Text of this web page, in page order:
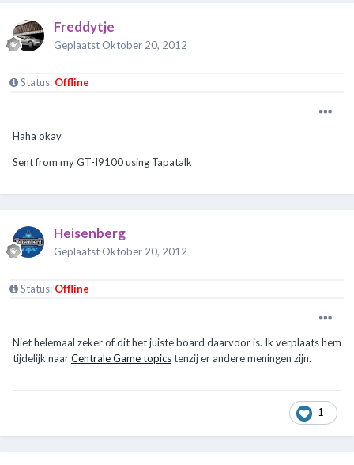
Freddytje
Geplaatst Oktober 20, 2012
Status: Offline
Haha okay
Sent from my GT-I9100 using Tapatalk
Heisenberg
Geplaatst Oktober 20, 2012
Status: Offline
Niet helemaal zeker of dit het juiste board daarvoor is. Ik verplaats hem
tijdelijk naarCentrale Game topicstenzij er andere meningen zijn.
1